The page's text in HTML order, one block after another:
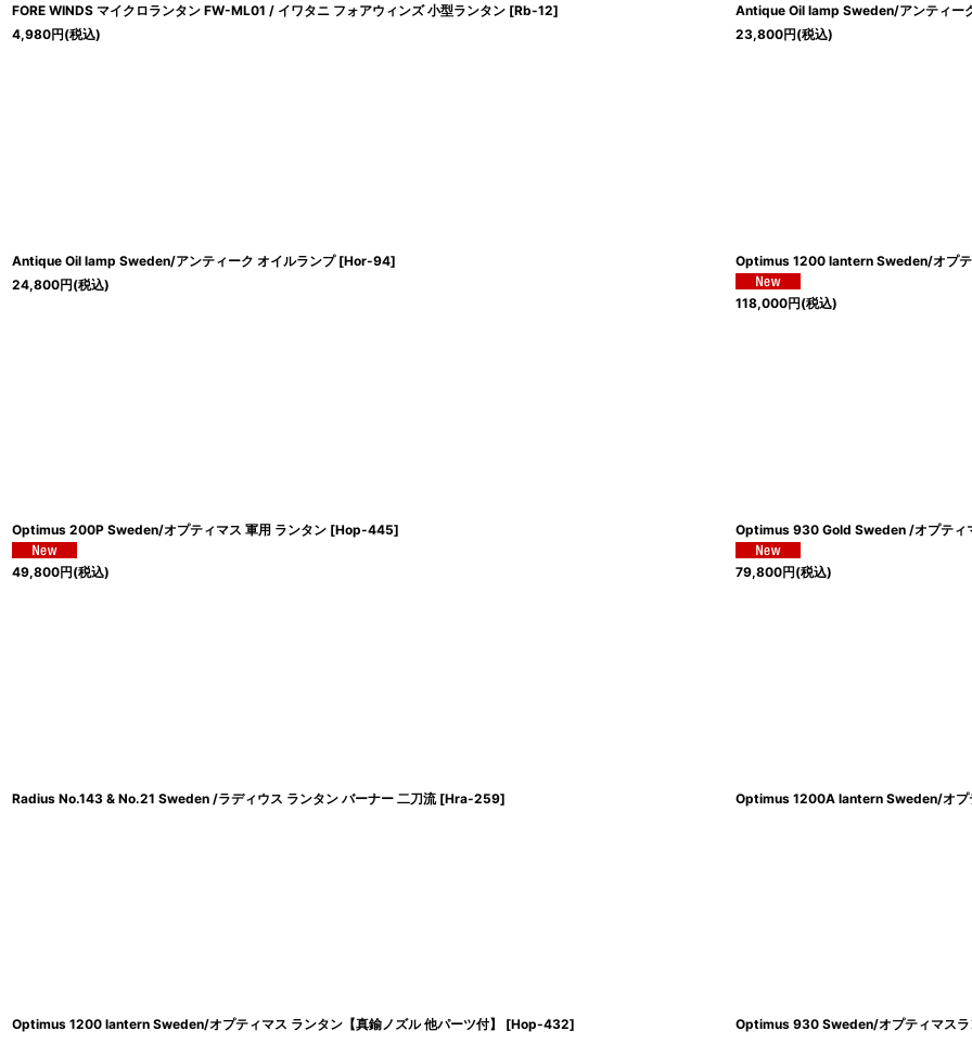
FORE WINDS マイクロランタン FW-ML01 / イワタニ フォアウィンズ 小型ランタン [Rb-12]
4,980円(税込)
Antique Oil lamp Sweden/アンティー
23,800円(税込)
Antique Oil lamp Sweden/アンティーク オイルランプ [Hor-94]
24,800円(税込)
Optimus 1200 lantern Sweden/オプテ
118,000円(税込)
Optimus 200P Sweden/オプティマス 軍用 ランタン [Hop-445]
49,800円(税込)
Optimus 930 Gold Sweden /オプティ
79,800円(税込)
Radius No.143 & No.21 Sweden /ラディウス ランタン バーナー 二刀流 [Hra-259] Optimus 1200A lantern Sweden/オプ
Optimus 1200 lantern Sweden/オプティマス ランタン【真鍮ノズル 他パーツ付】 [Hop-432] Optimus 930 Sweden/オプティマスラ